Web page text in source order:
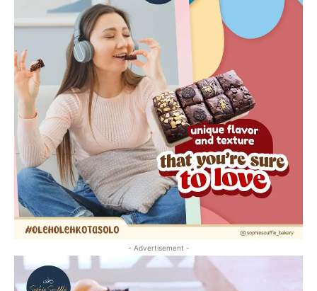
- Advertisement -